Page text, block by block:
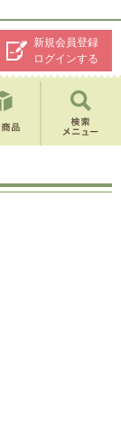
新規会員登録
ログインする